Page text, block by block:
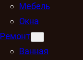
Мебель
Окна
Ремонт
Ванная